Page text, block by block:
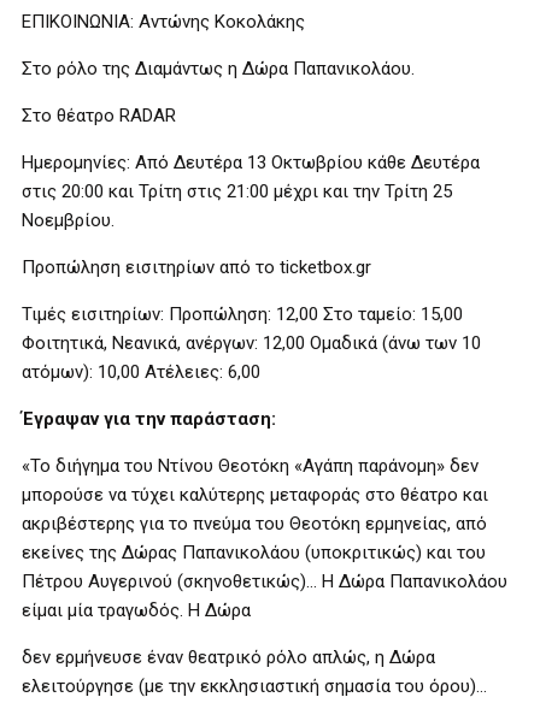
ΕΠΙΚΟΙΝΩΝΙΑ: Αντώνης Κοκολάκης
Στο ρόλο της Διαμάντως η Δώρα Παπανικολάου.
Στο θέατρο RADAR
Ημερομηνίες: Από Δευτέρα 13 Οκτωβρίου κάθε Δευτέρα
στις 20:00 και Τρίτη στις 21:00 μέχρι και την Τρίτη 25
Νοεμβρίου.
Προπώληση εισιτηρίων από το ticketbox.gr
Τιμές εισιτηρίων: Προπώληση: 12,00 Στο ταμείο: 15,00
Φοιτητικά, Νεανικά, ανέργων: 12,00 Ομαδικά (άνω των 10
ατόμων): 10,00 Ατέλειες: 6,00
Έγραψαν για την παράσταση:
«Το διήγημα του Ντίνου Θεοτόκη «Αγάπη παράνομη» δεν
μπορούσε να τύχει καλύτερης μεταφοράς στο θέατρο και
ακριβέστερης για το πνεύμα του Θεοτόκη ερμηνείας, από
εκείνες της Δώρας Παπανικολάου (υποκριτικώς) και του
Πέτρου Αυγερινού (σκηνοθετικώς)… Η Δώρα Παπανικολάου
είμαι μία τραγωδός. Η Δώρα
δεν ερμήνευσε έναν θεατρικό ρόλο απλώς, η Δώρα
ελειτούργησε (με την εκκλησιαστική σημασία του όρου)…